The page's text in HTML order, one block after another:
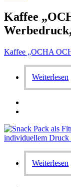
Kaffee
Kaffee „OCHA
Weiterlesen
Weiterlesen